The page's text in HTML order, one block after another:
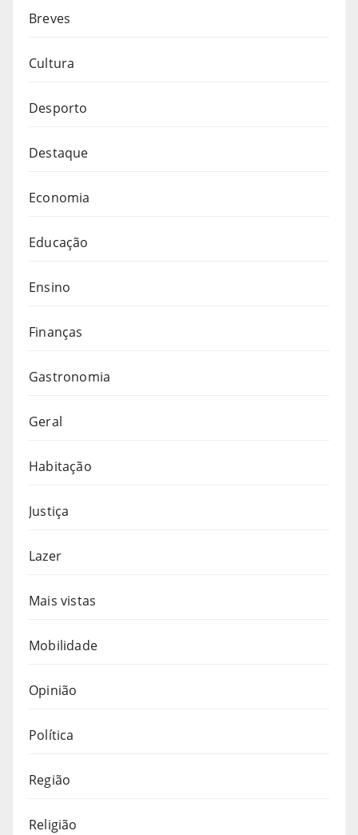
Breves
Cultura
Desporto
Destaque
Economia
Educação
Ensino
Finanças
Gastronomia
Geral
Habitação
Justiça
Lazer
Mais vistas
Mobilidade
Opinião
Política
Região
Religião